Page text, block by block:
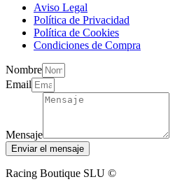
Aviso Legal
Política de Privacidad
Política de Cookies
Condiciones de Compra
Nombre
Email
Mensaje
Enviar el mensaje
Racing Boutique SLU ©